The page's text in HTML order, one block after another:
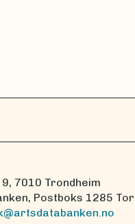
7010 Trondheim
Postboks 1285